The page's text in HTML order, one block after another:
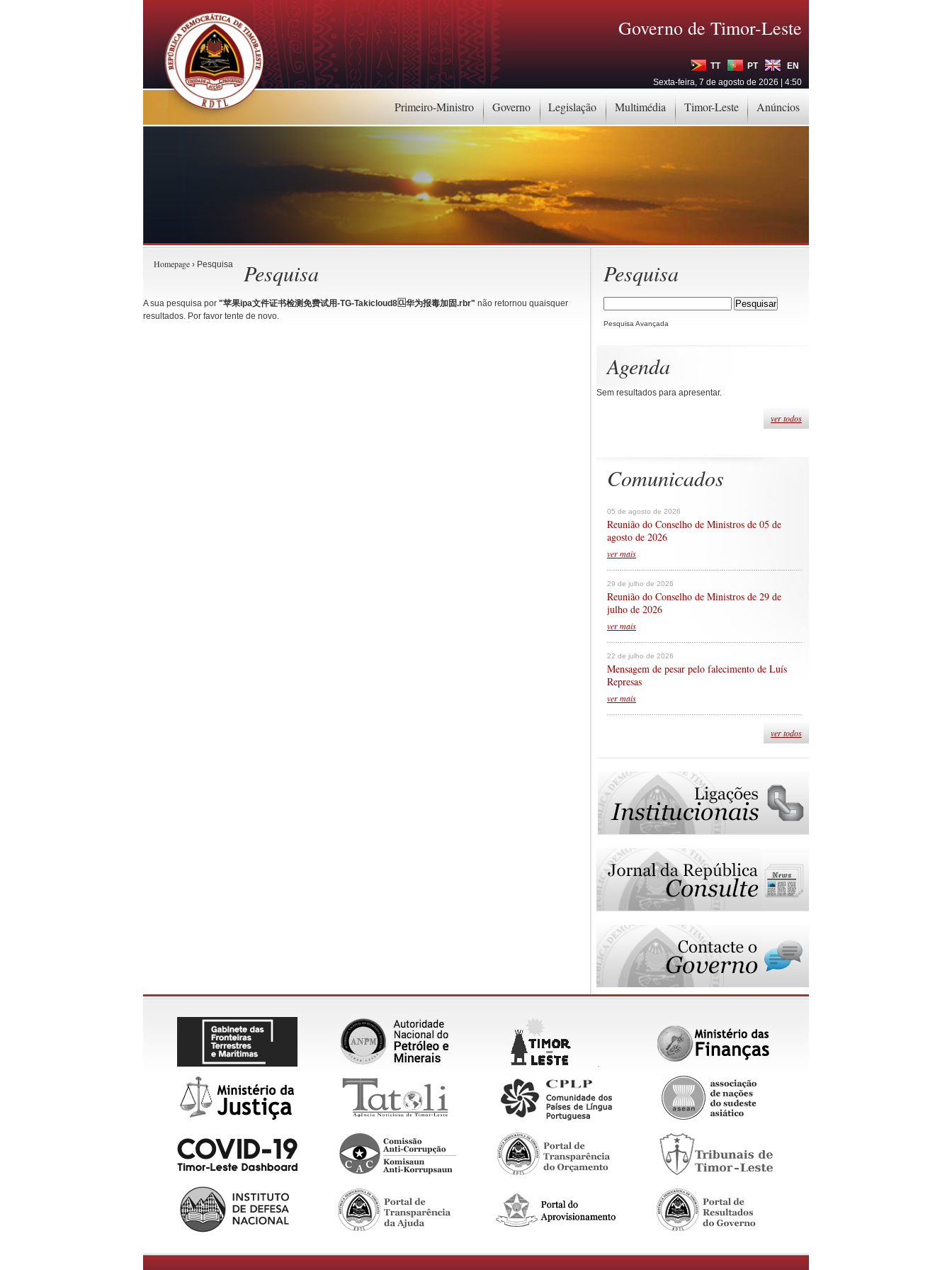
Primeiro-Ministro Governo Legislação Multimédia Timor-Leste Anúncios
Governo de Timor-Leste
TT PT
EN
Sexta-feira, 7 de agosto de 2026 | 4:50
Pesquisa
Pesquisa Avançada
Agenda
Sem resultados para apresentar.
ver todos
Comunicados
05 de agosto de 2026
Reunião do Conselho de Ministros de 05 de
agosto de 2026
ver mais
29 de julho de 2026
Reunião do Conselho de Ministros de 29 de
julho de 2026
ver mais
22 de julho de 2026
Mensagem de pesar pelo falecimento de Luís
Represas
ver mais
ver todos
Homepage › Pesquisa Pesquisa
A sua pesquisa por "苹果ipa文件证书检测免费试用-TG-Takicloud8🆑华为报毒加固.rbr" não retornou quaisquer
resultados. Por favor tente de novo.